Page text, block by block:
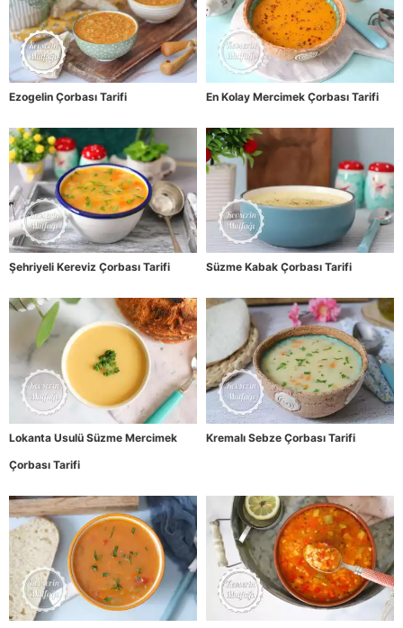
Ezogelin Çorbası Tarifi En Kolay Mercimek Çorbası Tarifi
Şehriyeli Kereviz Çorbası Tarifi Süzme Kabak Çorbası Tarifi
Lokanta Usulü Süzme Mercimek
Çorbası Tarifi
Kremalı Sebze Çorbası Tarifi